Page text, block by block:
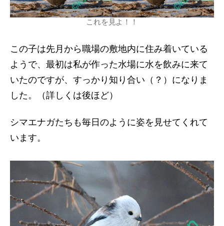
これを見よ！！
この子は先月から職場の敷地内に住み着いている
ようで、最初は私が作った水場に水を飲みに来て
いたのですが、すっかり知り合い（？）になりま
した。（詳しくは後ほど）
シマエナガたちも毎日のように姿を見せてくれて
います。